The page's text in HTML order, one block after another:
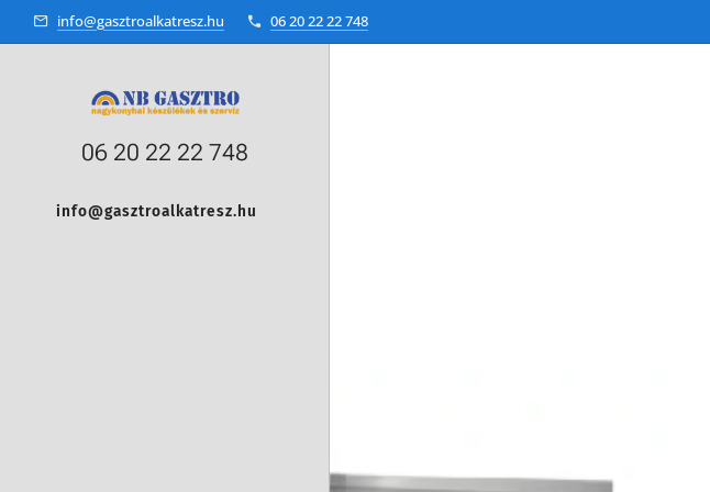
info@gasztroalkatresz.hu 06 20 22 22 748
06 20 22 22 748
info@gasztroalkatresz.hu